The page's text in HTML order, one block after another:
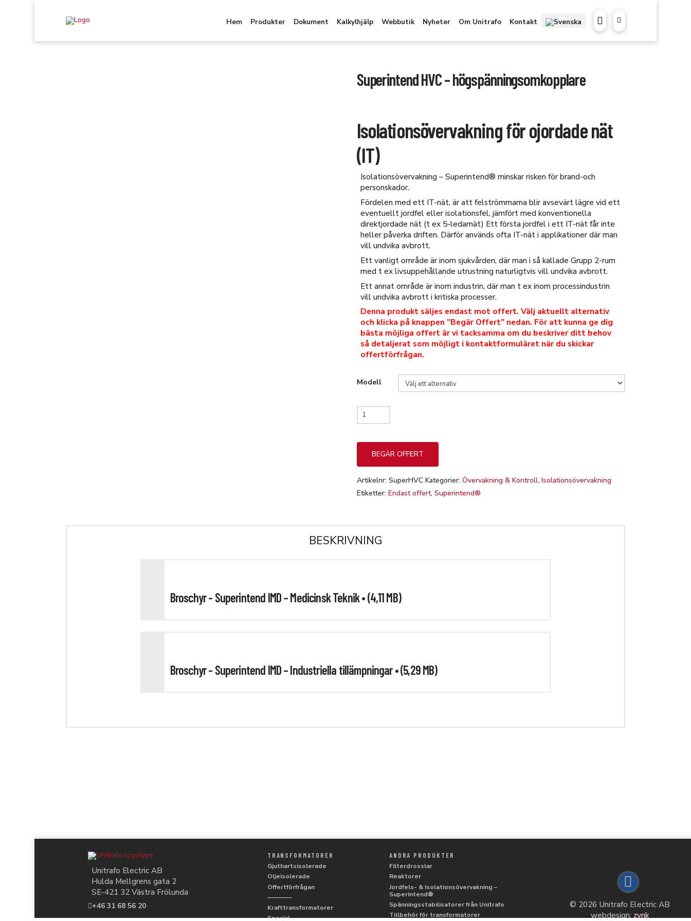
Hem Produkter Dokument Kalkylhjälp Webbutik Nyheter Om Unitrafo Kontakt
Superintend HVC – högspänningsomkopplare
Isolationsövervakning för ojordade nät
(IT)
Isolationsövervakning – Superintend® minskar risken för brand-och
personskador.
Fördelen med ett IT-nät, är att felströmmarna blir avsevärt lägre vid ett
eventuellt jordfel eller isolationsfel, jämfört med konventionella
direktjordade nät (t ex 5-ledarnät) Ett första jordfel i ett IT-nät får inte
heller påverka driften. Därför används ofta IT-nät i applikationer där man
vill undvika avbrott.
Ett vanligt område är inom sjukvården, där man i så kallade Grupp 2-rum
med t ex livsuppehållande utrustning naturligtvis vill undvika avbrott.
Ett annat område är inom industrin, där man t ex inom processindustrin
vill undvika avbrott i kritiska processer.
Denna produkt säljes endast mot offert. Välj aktuellt alternativ
och klicka på knappen ”Begär Offert” nedan. För att kunna ge dig
bästa möjliga offert är vi tacksamma om du beskriver ditt behov
så detaljerat som möjligt i kontaktformuläret när du skickar
offertförfrågan.
Modell
Superintend
HVC
högspänningsomkopplare
mängd
BEGÄR OFFERT
Artikelnr: SuperHVC Kategorier: Övervakning & Kontroll, Isolationsövervakning
Etiketter: Endast offert, Superintend®
BESKRIVNING
Broschyr - Superintend IMD – Medicinsk Teknik • (4,11 MB)
Broschyr - Superintend IMD – Industriella tillämpningar • (5,29 MB)
Unitrafo Electric AB
Hulda Mellgrens gata 2
SE-421 32 Västra Frölunda
+46 31 68 56 20
TRANSFORMATORER
Gjuthartsisolerade
Oljeisolerade
Offertförfrågan
————
Krafttransformatorer
Special
ANDRA PRODUKTER
Filterdrosslar
Reaktorer
Jordfels- & Isolationsövervakning –
Superintend®
Spänningsstabilisatorer från Unitrafo
Tillbehör för transformatorer
© 2026 Unitrafo Electric AB
webdesign:zynk